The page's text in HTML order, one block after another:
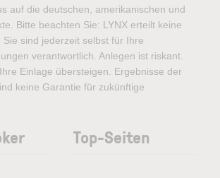
auf die deutschen, amerikanischen und
Bitte beachten Sie: LYNX erteilt keine
Sie sind jederzeit selbst für Ihre
verantwortlich. Anlegen ist riskant.
Einlage übersteigen. Ergebnisse der
keine Garantie für zukünftige
Top-Seiten